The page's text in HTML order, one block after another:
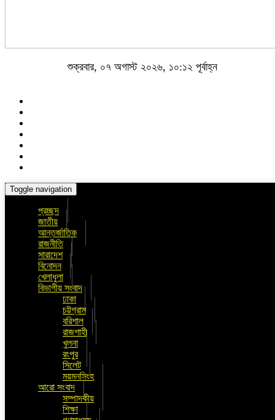
শুক্রবার, ০৭ অগাস্ট ২০২৬, ১০:১২ পূর্বাহ্ন
Toggle navigation
প্রচ্ছদ
জাতীয়
আন্তর্জাতিক
রাজনীতি
সারাদেশ
বিনোদন
খেলাধুলা
বিভাগীয় সংবাদ
ঢাকা
চট্টগ্রাম
বরিশাল
রাজশাহী
খুলনা
রংপুর
সিলেট
ময়মনসিংহ
আরো সংবাদ
সম্পাদকীয়
শিক্ষা